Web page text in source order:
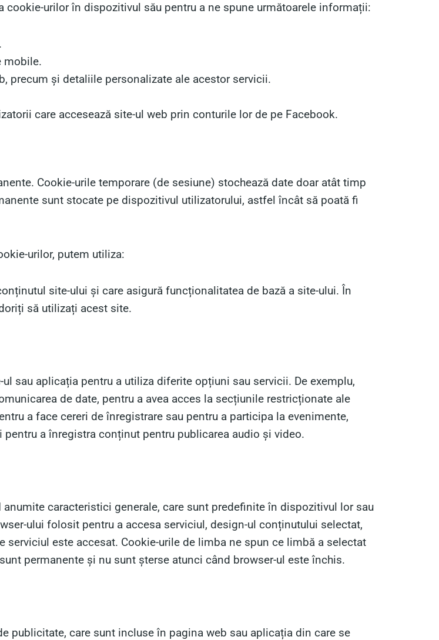
urilor în dispozitivul său pentru a ne spune următoarele informații:
mobile.
precum și detaliile personalizate ale acestor servicii.
care accesează site-ul web prin conturile lor de pe Facebook.
Cookie-urile temporare (de sesiune) stochează date doar atât timp
sunt stocate pe dispozitivul utilizatorului, astfel încât să poată fi
urilor, putem utiliza:
site-ului și care asigură funcționalitatea de bază a site-ului. În
să utilizați acest site.
sau aplicația pentru a utiliza diferite opțiuni sau servicii. De exemplu,
de date, pentru a avea acces la secțiunile restricționate ale
a face cereri de înregistrare sau pentru a participa la evenimente,
a înregistra conținut pentru publicarea audio și video.
caracteristici generale, care sunt predefinite în dispozitivul lor sau
ului folosit pentru a accesa serviciul, design-ul conținutului selectat,
este accesat. Cookie-urile de limba ne spun ce limbă a selectat
permanente și nu sunt șterse atunci când browser-ul este închis.
publicitate, care sunt incluse în pagina web sau aplicația din care se